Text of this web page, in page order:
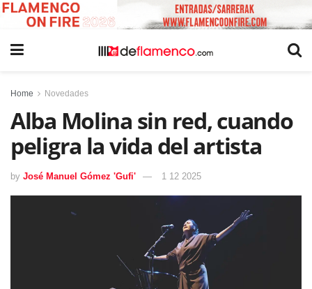
Home Novedades
Alba Molina sin red, cuando
peligra la vida del artista
by José Manuel Gómez 'Gufi' 1 12 2025